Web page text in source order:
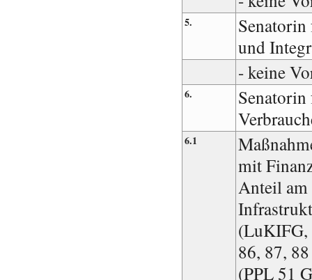
5.
und
- keine
6.
6.1
mit
Anteil
(LuKIFG,
86, 87,
(PPL 51